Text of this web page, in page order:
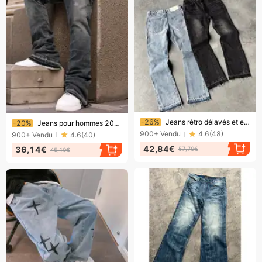
Bientôt la fin !
-20%
Jeans pour hommes 2026 Style américain printemps/été 2026 Jean à effet usé, jambes larges et évasées
900+ Vendu 4.6(40)
36,14€ 45,10€
Bientôt la fin !
-26%
Jeans rétro délavés et effilochés pour hommes et femmes, style hip-hop décontracté, coupe ample et évasée.
900+ Vendu 4.6(48)
42,84€ 57,79€